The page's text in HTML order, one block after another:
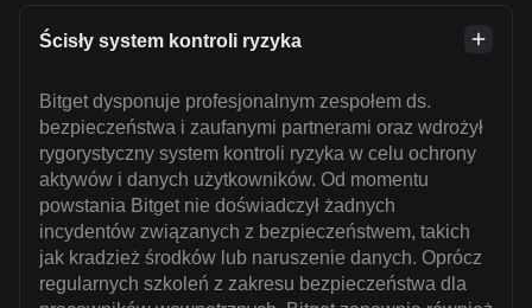
Ścisły system kontroli ryzyka
Bitget dysponuje profesjonalnym zespołem ds.
bezpieczeństwa i zaufanymi partnerami oraz wdrożył
rygorystyczny system kontroli ryzyka w celu ochrony
aktywów i danych użytkowników. Od momentu
powstania Bitget nie doświadczył żadnych
incydentów związanych z bezpieczeństwem, takich
jak kradzież środków lub naruszenie danych. Oprócz
regularnych szkoleń z zakresu bezpieczeństwa dla